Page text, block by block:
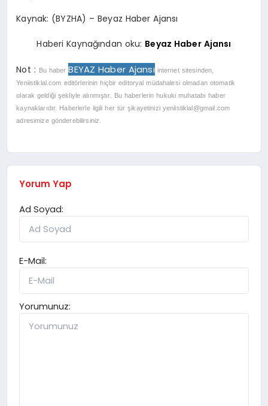
Kaynak: (BYZHA) – Beyaz Haber Ajansı
Haberi Kaynağından oku: Beyaz Haber Ajansı
Not : Bu haber BEYAZ Haber Ajansı internet sitesinden,
Yeniistiklal.com editörlerinin hiçbir editoryal müdahalesi olmadan otomatik
olarak geldiği şekliyle alınmıştır. Bu haberlerin hukuki muhatabı haber
kaynaklarıdır. Haberlerle ilgili her tür şikayetinizi yeniistiklal@gmail.com
adresimize gönderebilirsiniz.
Yorum Yap
Ad Soyad:
E-Mail:
Yorumunuz: